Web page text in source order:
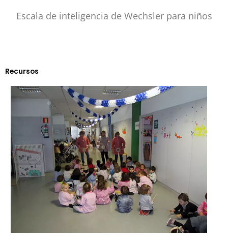
Escala de inteligencia de Wechsler para niños
Recursos